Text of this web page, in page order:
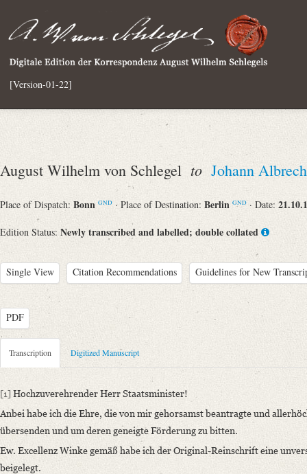
[Version-01-22]
August Wilhelm von Schlegel to Johann
Place of Dispatch: Bonn GND · Place of Destination: Berlin GND · Date:
Edition Status: Newly transcribed and labelled; double collated
Single View Citation Recommendations Guidelines for New
PDF
Metadata Concerning Header
Sender: August Wilhelm von Schlegel
Recipient: Johann Albrecht Friedrich Eichhorn
Place of Destination: Berlin
Notations: Empfangsort erschlossen.
Transcription Digitized Manuscript
[1] Hochzuverehrender Herr Staatsminister!
Anbei habe ich die Ehre, die von mir gehorsamst beantragte und
übersenden und um deren geneigte Förderung zu bitten.
Ew. Excellenz Winke gemäß habe ich der Original-Reinschrift eine
beigelegt.